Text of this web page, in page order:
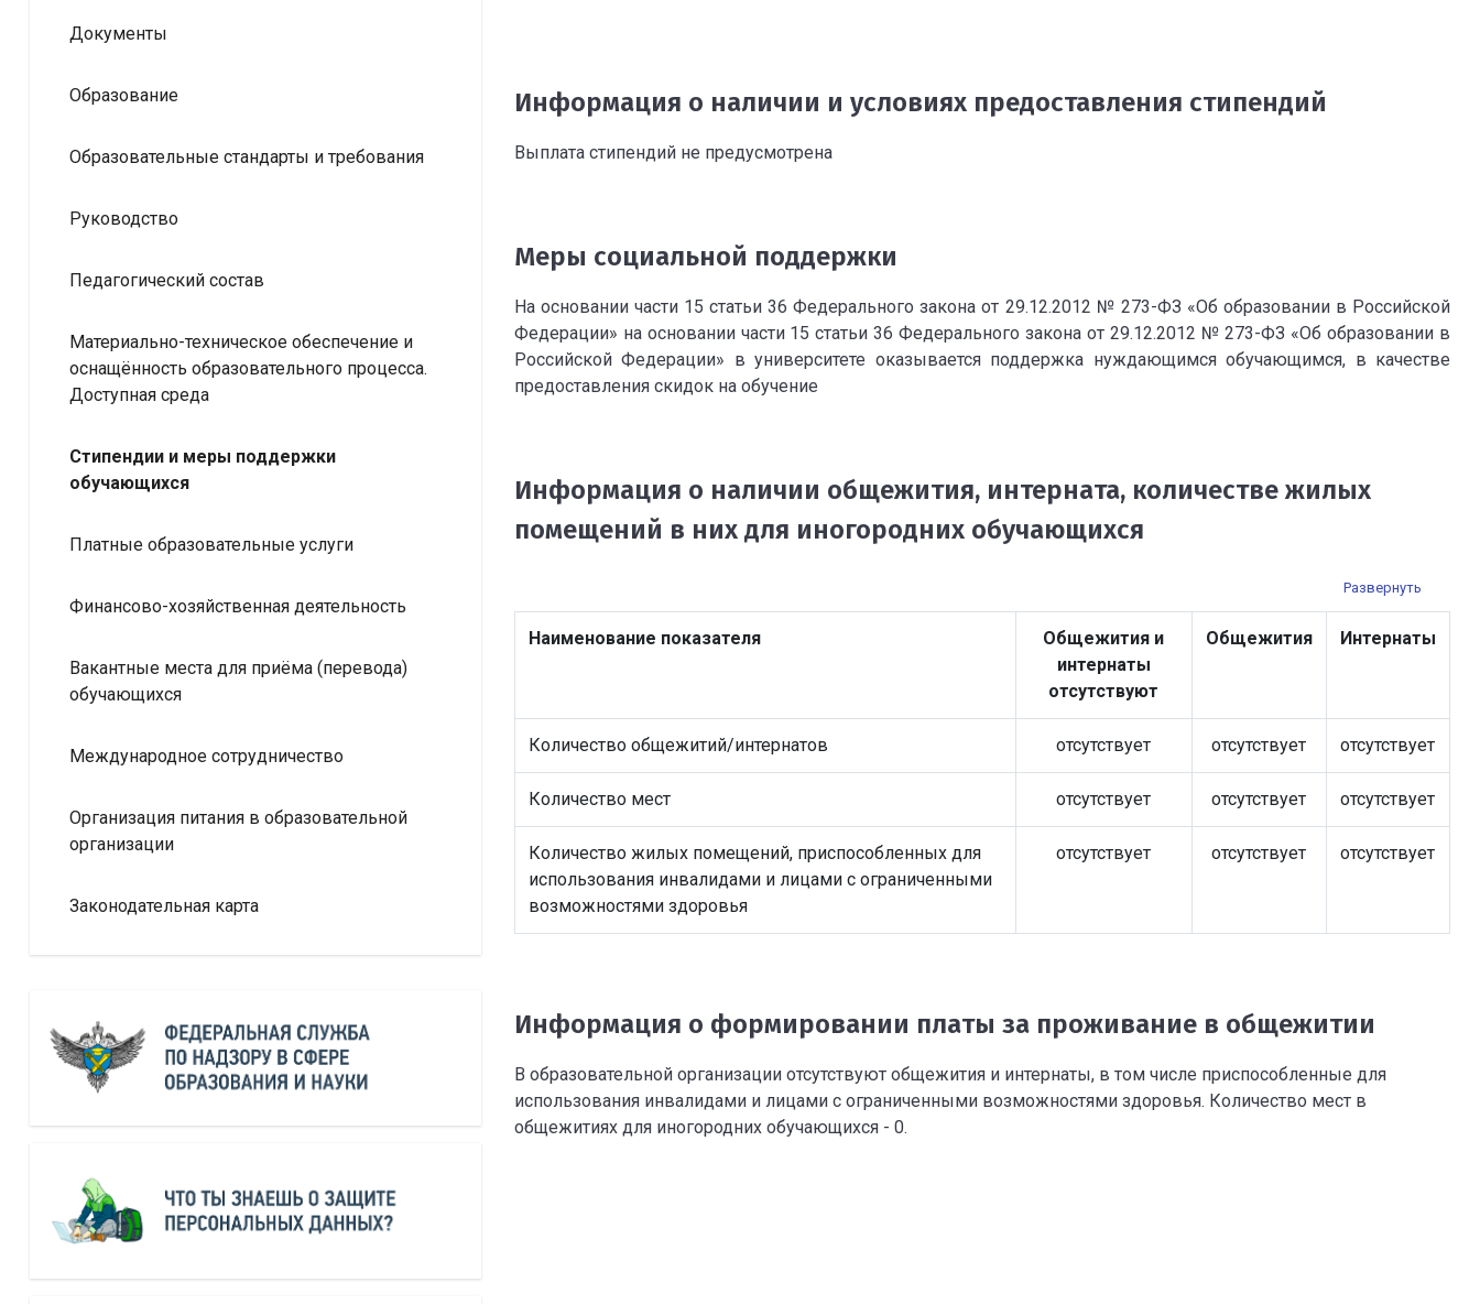
Документы
Образование
Образовательные стандарты и требования
Руководство
Педагогический состав
Материально-техническое обеспечение и
оснащённость образовательного процесса.
Доступная среда
Стипендии и меры поддержки
обучающихся
Платные образовательные услуги
Финансово-хозяйственная деятельность
Вакантные места для приёма (перевода)
обучающихся
Международное сотрудничество
Организация питания в образовательной
организации
Законодательная карта
Информация о наличии и условиях предоставления стипендий
Выплата стипендий не предусмотрена
Меры социальной поддержки
На основании части 15 статьи 36 Федерального закона от 29.12.2012 № 273-ФЗ «Об образовании в Российской
Федерации» на основании части 15 статьи 36 Федерального закона от 29.12.2012 № 273-ФЗ «Об образовании в
Российской Федерации» в университете оказывается поддержка нуждающимся обучающимся, в качестве
предоставления скидок на обучение
Информация о наличии общежития, интерната, количестве жилых
помещений в них для иногородних обучающихся
Наименование показателя
Общежития и
интернаты
отсутствуют
Общежития Интернаты
Количество общежитий/интернатов отсутствует отсутствует отсутствует
Количество мест отсутствует отсутствует отсутствует
Количество жилых помещений, приспособленных для
использования инвалидами и лицами с ограниченными
возможностями здоровья
отсутствует отсутствует отсутствует
Информация о формировании платы за проживание в общежитии
В образовательной организации отсутствуют общежития и интернаты, в том числе приспособленные для
использования инвалидами и лицами с ограниченными возможностями здоровья. Количество мест в
общежитиях для иногородних обучающихся - 0.